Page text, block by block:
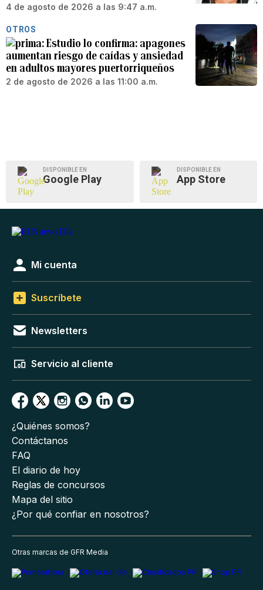
4 de agosto de 2026 a las 9:47 a.m.
OTROS
Estudio lo confirma: apagones
aumentan riesgo de caídas y ansiedad
en adultos mayores puertorriqueños
2 de agosto de 2026 a las 11:00 a.m.
DISPONIBLE EN
Google Play
DISPONIBLE EN
App Store
Mi cuenta
Suscríbete
Newsletters
Servicio al cliente
¿Quiénes somos?
Contáctanos
FAQ
El diario de hoy
Reglas de concursos
Mapa del sitio
¿Por qué confiar en nosotros?
Otras marcas de GFR Media